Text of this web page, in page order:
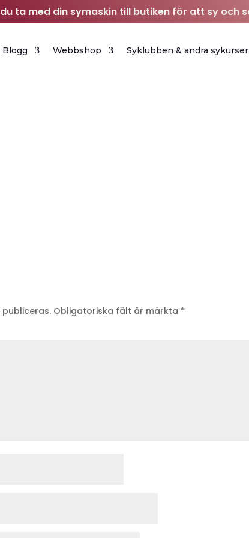
ta med din symaskin till butiken för att sy och
Blogg Webbshop Syklubben & andra sykurser
Obligatoriska fält är märkta *